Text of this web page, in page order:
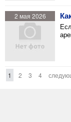
2 мая 2026
1 2 3 4